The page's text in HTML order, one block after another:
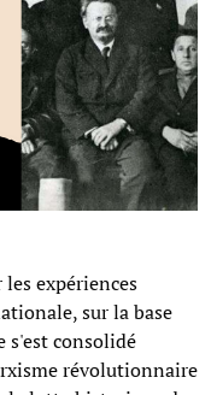
expériences
sur la base
s'est consolidé
révolutionnaire